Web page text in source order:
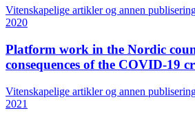
Vitenskapelige artikler og annen
2020
Platform work in the Nordic
consequences of the COVID-19
Vitenskapelige artikler og annen
2021